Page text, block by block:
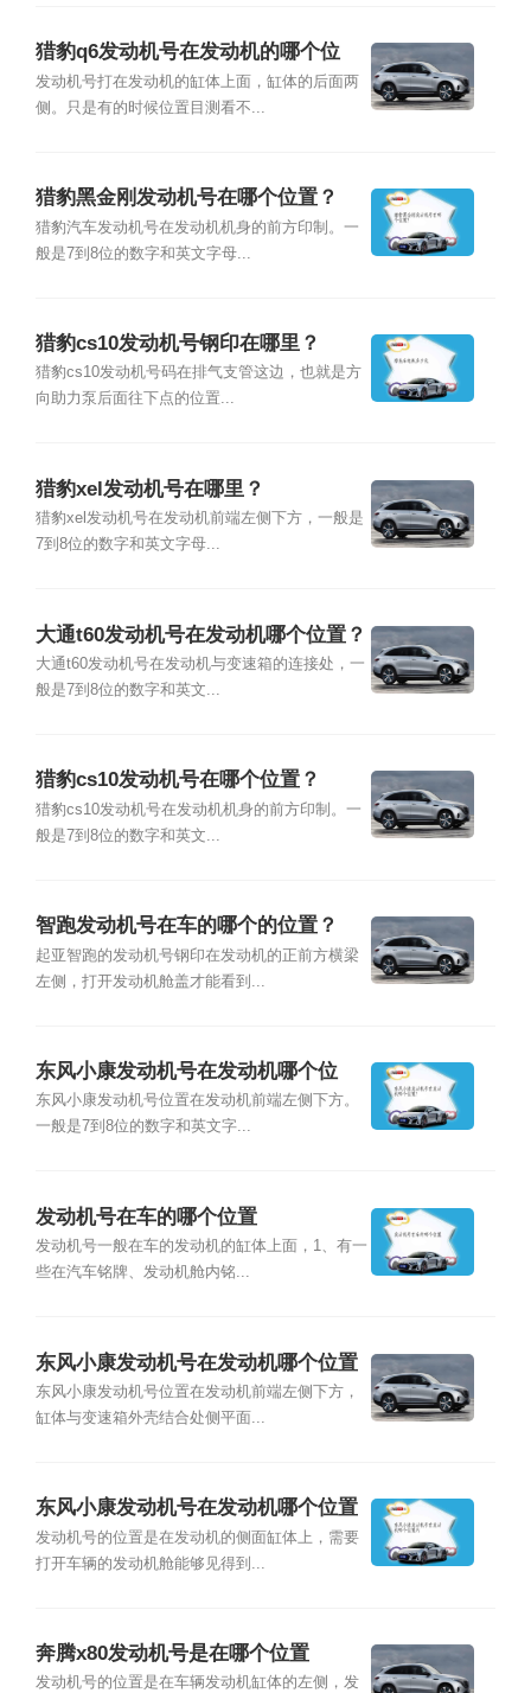
猎豹q6发动机号在发动机的哪个位
置？
发动机号打在发动机的缸体上面，缸体的后面两
侧。只是有的时候位置目测看不...
猎豹黑金刚发动机号在哪个位置？
猎豹汽车发动机号在发动机机身的前方印制。一
般是7到8位的数字和英文字母...
猎豹cs10发动机号钢印在哪里？
猎豹cs10发动机号码在排气支管这边，也就是方
向助力泵后面往下点的位置...
猎豹xel发动机号在哪里？
猎豹xel发动机号在发动机前端左侧下方，一般是
7到8位的数字和英文字母...
大通t60发动机号在发动机哪个位置？
大通t60发动机号在发动机与变速箱的连接处，一
般是7到8位的数字和英文...
猎豹cs10发动机号在哪个位置？
猎豹cs10发动机号在发动机机身的前方印制。一
般是7到8位的数字和英文...
智跑发动机号在车的哪个的位置？
起亚智跑的发动机号钢印在发动机的正前方横梁
左侧，打开发动机舱盖才能看到...
东风小康发动机号在发动机哪个位
置？
东风小康发动机号位置在发动机前端左侧下方。
一般是7到8位的数字和英文字...
发动机号在车的哪个位置
发动机号一般在车的发动机的缸体上面，1、有一
些在汽车铭牌、发动机舱内铭...
东风小康发动机号在发动机哪个位置
东风小康发动机号位置在发动机前端左侧下方，
缸体与变速箱外壳结合处侧平面...
东风小康发动机号在发动机哪个位置
的
发动机号的位置是在发动机的侧面缸体上，需要
打开车辆的发动机舱能够见得到...
奔腾x80发动机号是在哪个位置
发动机号的位置是在车辆发动机缸体的左侧，发